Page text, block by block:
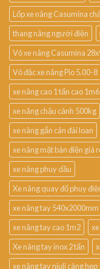
Lốp xe nâng Casumina
thang nâng người điện
Vỏ xe nâng Casumina
Vỏ đặc xe nâng Pio 5.00-8
xe nâng cao 1 tấn cao 1m6
xe nâng chậu cảnh 500kg
xe nâng gắn cân đài loan
xe nâng mặt bàn điện giá
xe nâng phuy dầu
Xe nâng quay đổ phuy
xe nâng tay 540x2000mm
xe nâng tay cao 1m2
Xe nâng tay inox 2 tấn
xe nâng tay niuli càng